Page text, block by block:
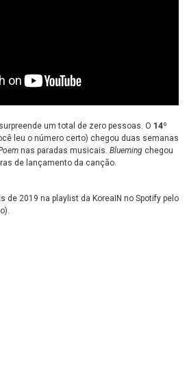
um total de zero pessoas. O 14º
leu o número certo) chegou duas semanas
nas paradas musicais. Blueming chegou
de lançamento da canção.
de 2019 na playlist da KoreaIN no Spotify pelo